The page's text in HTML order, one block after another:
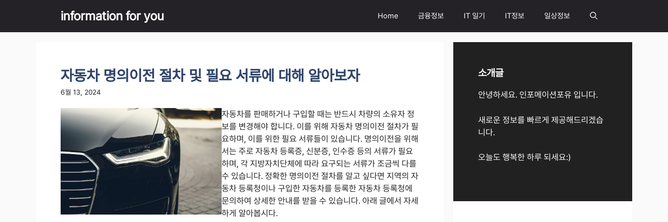
content
information for you Home 금융정보 IT 일기 IT정보 일상정보
자동차 명의이전 절차 및 필요 서류에 대해 알아보자
6월 13, 2024
자동차를 판매하거나 구입할 때는 반드시 차량의 소유자 정
보를 변경해야 합니다. 이를 위해 자동차 명의이전 절차가 필
요하며, 이를 위한 필요 서류들이 있습니다. 명의이전을 위해
서는 주로 자동차 등록증, 신분증, 인수증 등의 서류가 필요
하며, 각 지방자치단체에 따라 요구되는 서류가 조금씩 다를
수 있습니다. 정확한 명의이전 절차를 알고 싶다면 지역의 자
동차 등록청이나 구입한 자동차를 등록한 자동차 등록청에
문의하여 상세한 안내를 받을 수 있습니다. 아래 글에서 자세
하게 알아봅시다.
소개글
안녕하세요. 인포메이션포유 입니다.
새로운 정보를 빠르게 제공해드리겠습
니다.
오늘도 행복한 하루 되세요:)